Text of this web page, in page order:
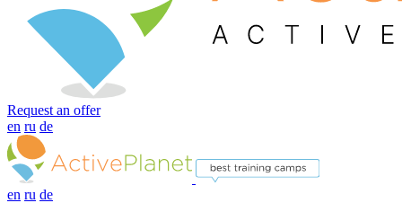
Request an offer
en ru de
en ru de